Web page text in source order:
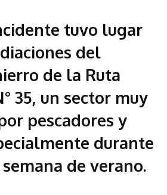
tuvo lugar
del
de la Ruta
35, un sector muy
pescadores y
durante
de verano.